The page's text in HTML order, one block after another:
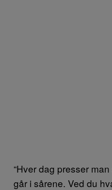
“Hver dag presser
går i sårene. Ved du